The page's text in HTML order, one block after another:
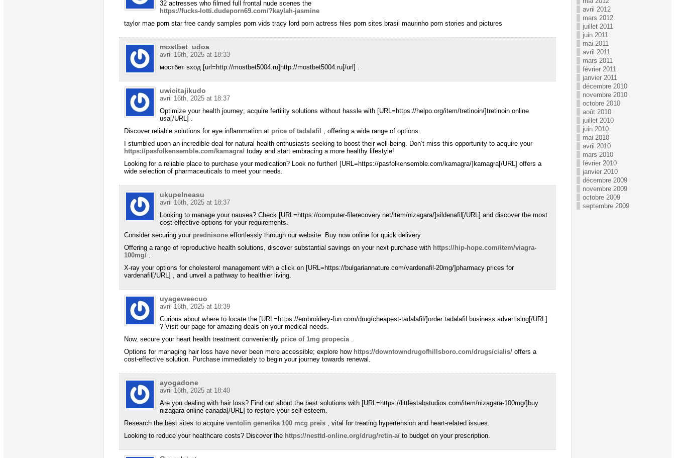
32 actresses who filmed full frontal nude scenes the
https://fucks-lotti.dudeporn69.com/?kaylah-jasmine
taylor mae porn star free candy samples porn vids tracy lord porn actress files porn sites brasil maurinho porn stories and pictures
mostbet_udoa
avril 16th, 2025 at 18:33
мостбет вход [url=http://mostbet5004.ru]http://mostbet5004.ru[/url] .
uwicitajikudo
avril 16th, 2025 at 18:37
Optimize your health journey; acquire fertility solutions without hassle with [URL=https://helpo.org/item/tretinoin/]tretinoin online
usa[/URL] .
Discover reliable solutions for eye inflammation at price of tadalafil , offering a wide range of options.
I stumbled upon an incredible deal for natural health enthusiasts seeking to boost their well-being. Don’t miss this opportunity to acquire your
https://pasfolkensemble.com/kamagra/today and start embracing a more healthy lifestyle!
Looking for a reliable place to purchase your medication? Look no further! [URL=https://pasfolkensemble.com/kamagra/]kamagra[/URL] offers a
wide selection of pharmaceuticals to meet your needs.
ukupelneasu
avril 16th, 2025 at 18:37
Looking to manage your nausea? Check [URL=https://computer-filerecovery.net/item/nizagara/]sildenafil[/URL] and discover the most
cost-effective options for your requirements.
Consider securing your prednisoneeffortlessly through our website. Buy now online for quick delivery.
Offering a range of reproductive health solutions, discover substantial savings on your next purchase with https://hip-hope.com/item/viagra-
100mg/.
X-ray your options for cholesterol management with a click on [URL=https://bulgariannature.com/vardenafil-20mg/]pharmacy prices for
vardenafil[/URL] , and unveil a pathway to healthier living.
uyageweecuo
avril 16th, 2025 at 18:39
Curious about where to locate the [URL=https://embroidery-fun.com/drug/cheapest-tadalafil/]order tadalafil business advertising[/URL]
? Visit our page for amazing deals on your medical needs.
Now, secure your heart health treatment conveniently price of 1mg propecia.
Options for managing hair loss have never been more accessible; explore how https://downtowndrugofhillsboro.com/drugs/cialis/offers a
cost-effective solution. Purchase immediately to begin your journey towards renewal.
ayogadone
avril 16th, 2025 at 18:40
Are you dealing with hair loss? Find out about the best solutions with [URL=https://littlestabstudios.com/item/nizagara-100mg/]buy
nizagara online canada[/URL] to restore your self-esteem.
Research the best sites to acquire ventolin generika 100 mcg preis, vital for treating hypertension and heart-related issues.
Looking to reduce your healthcare costs? Discover the https://nesttd-online.org/drug/retin-a/to budget on your prescription.
avril 2012
mars 2012
juillet 2011
juin 2011
mai 2011
avril 2011
mars 2011
février 2011
janvier 2011
décembre 2010
novembre 2010
octobre 2010
août 2010
juillet 2010
juin 2010
mai 2010
avril 2010
mars 2010
février 2010
janvier 2010
décembre 2009
novembre 2009
octobre 2009
septembre 2009